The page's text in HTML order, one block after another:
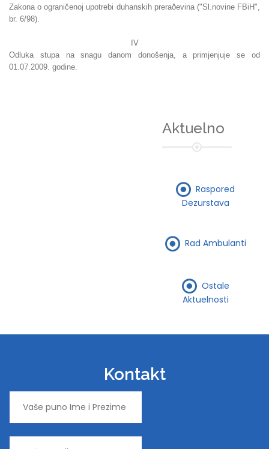
Zakona o ograničenoj upotrebi duhanskih preraðevina ("Sl.novine FBiH",
br. 6/98).
IV
Odluka stupa na snagu danom donošenja, a primjenjuje se od
01.07.2009. godine.
Aktuelno
Raspored
Dezurstava
Rad Ambulanti
Ostale
Aktuelnosti
Kontakt